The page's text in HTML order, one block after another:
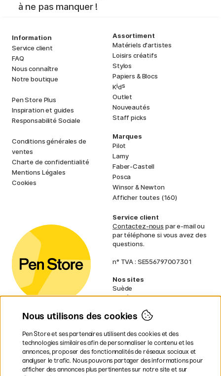
à ne pas manquer !
Information
Service client
FAQ
Nous connaître
Notre boutique
Pen Store Plus
Inspiration et guides
Responsabilité Sociale
Conditions générales de
ventes
Charte de confidentialité
Mentions Légales
Cookies
Assortiment
Matériels d'artistes
Loisirs créatifs
Stylos
Papiers & Blocs
Kids
Outlet
Nouveautés
Staff picks
Marques
Pilot
Lamy
Faber-Castell
Posca
Winsor & Newton
Afficher toutes (160)
Service client
Contactez-nous par e-mail ou
par téléphone si vous avez des
questions.
n° TVA : SE556797007301
Nos sites
Suède
Norvège
Finlande
Irlande
Pays-Bas
Royaume-Uni
UE
Nous utilisons des cookies
Pen Store et ses partenaires utilisent des cookies et des
technologies similaires afin de personnaliser le contenu et les
annonces, proposer des fonctionnalités de réseaux sociaux et
analyser le trafic. Nous pouvons partager des informations pour
afficher des annonces plus pertinentes sur notre site et sur